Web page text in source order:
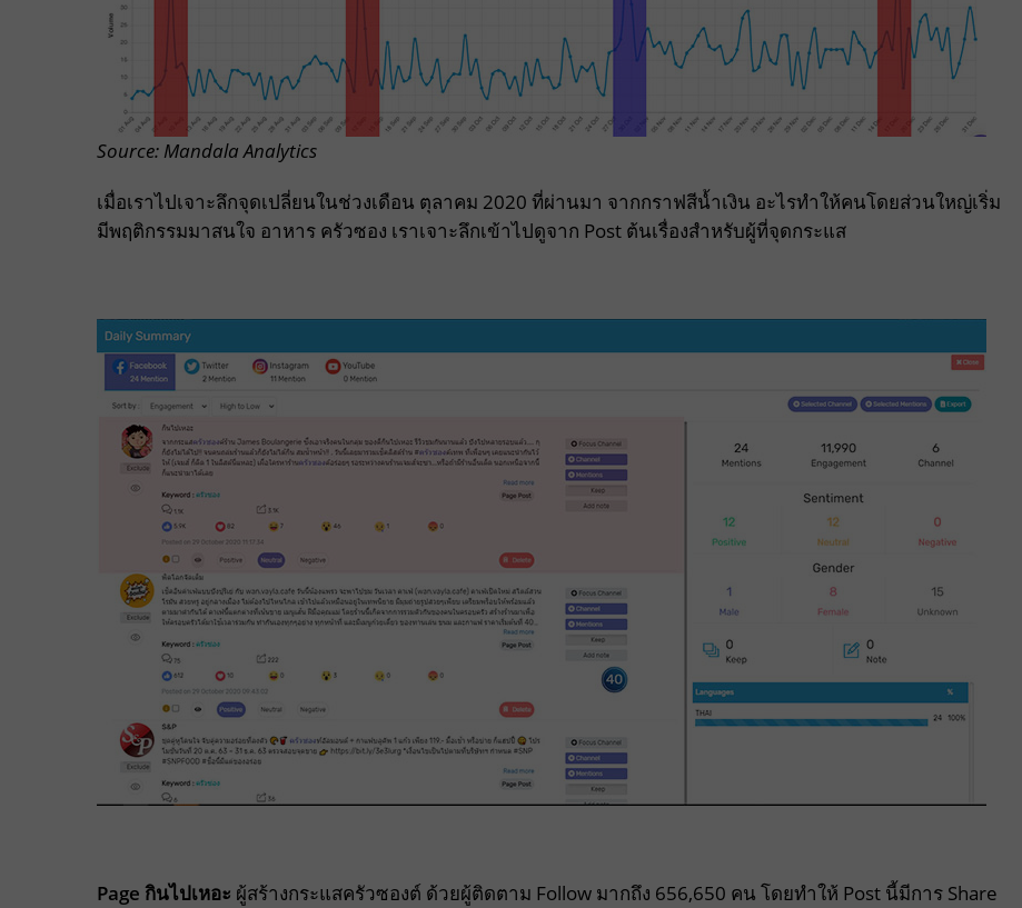
Source: Mandala Analytics
เมื่อเราไปเจาะลึกจุดเปลี่ยนในช่วงเดือน ตุลาคม 2020 ที่ผ่านมา จากกราฟสีน้ำเงิน อะไรทำให้คนโดยส่วนใหญ่เริ่ม
มีพฤติกรรมมาสนใจ อาหาร ครัวซอง เราเจาะลึกเข้าไปดูจาก Post ต้นเรื่องสำหรับผู้ที่จุดกระแส
Page กินไปเหอะ ผู้สร้างกระแสครัวซองต์ ด้วยผู้ติดตาม Follow มากถึง 656,650 คน โดยทำให้ Post นี้มีการ Share